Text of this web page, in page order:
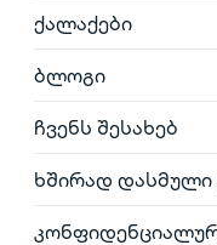
ქალაქები
ბლოგი
ჩვენს შესახებ
ხშირად დასმული